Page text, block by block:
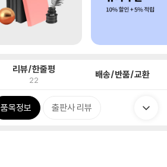
리뷰/한줄평
22 배송/반품/교환
품목정보 출판사 리뷰